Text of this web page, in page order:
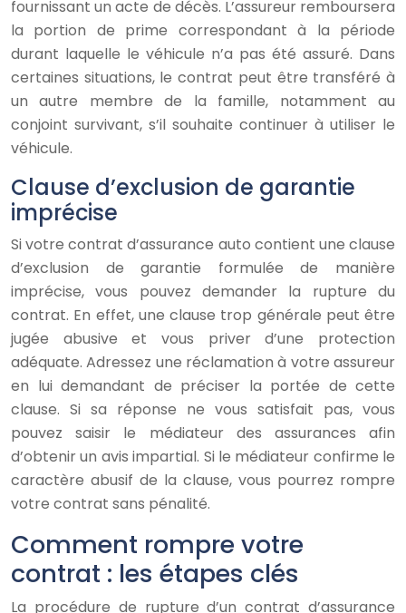
fournissant un acte de décès. L’assureur remboursera
la portion de prime correspondant à la période
durant laquelle le véhicule n’a pas été assuré. Dans
certaines situations, le contrat peut être transféré à
un autre membre de la famille, notamment au
conjoint survivant, s’il souhaite continuer à utiliser le
véhicule.
Clause d’exclusion de garantie
imprécise
Si votre contrat d’assurance auto contient une clause
d’exclusion de garantie formulée de manière
imprécise, vous pouvez demander la rupture du
contrat. En effet, une clause trop générale peut être
jugée abusive et vous priver d’une protection
adéquate. Adressez une réclamation à votre assureur
en lui demandant de préciser la portée de cette
clause. Si sa réponse ne vous satisfait pas, vous
pouvez saisir le médiateur des assurances afin
d’obtenir un avis impartial. Si le médiateur confirme le
caractère abusif de la clause, vous pourrez rompre
votre contrat sans pénalité.
Comment rompre votre
contrat : les étapes clés
La procédure de rupture d’un contrat d’assurance